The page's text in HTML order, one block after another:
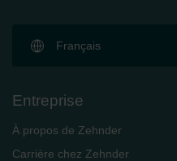
Français
Entreprise
À propos de Zehnder
Carrière chez Zehnder